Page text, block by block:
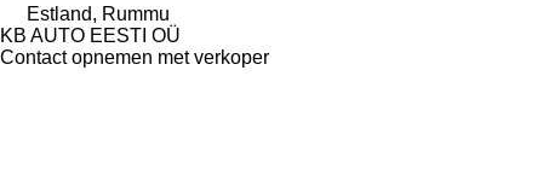
Estland, Rummu
KB AUTO EESTI OÜ
Contact opnemen met verkoper